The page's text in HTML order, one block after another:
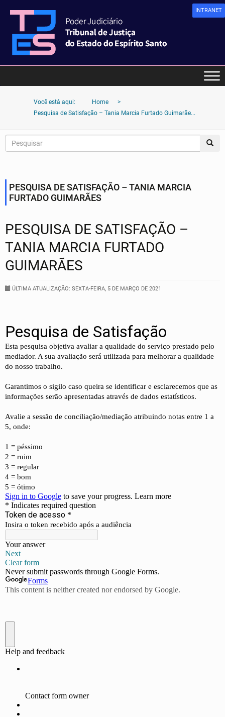
INTRANET
Você está aqui: Home
>
Pesquisa de Satisfação – Tania Marcia Furtado Guimarãe...
PESQUISA DE SATISFAÇÃO – TANIA MARCIA
FURTADO GUIMARÃES
PESQUISA DE SATISFAÇÃO –
TANIA MARCIA FURTADO
GUIMARÃES
ÚLTIMA ATUALIZAÇÃO: SEXTA-FEIRA, 5 DE MARÇO DE 2021